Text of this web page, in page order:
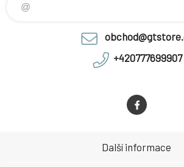
+420777699907
Další informace